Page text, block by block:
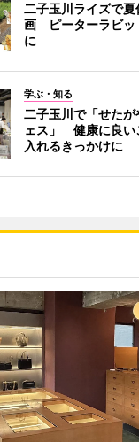
二子玉川ライズで夏
画 ピーターラビッ
に
学ぶ・知る
二子玉川で「せたが
ェス」 健康に良い
入れるきっかけに